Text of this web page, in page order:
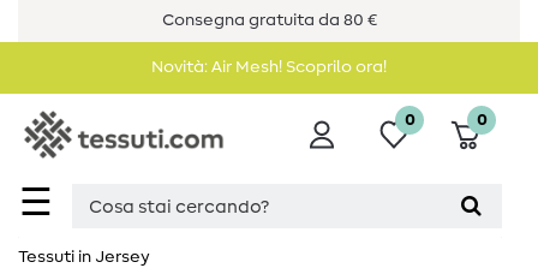
Consegna gratuita da 80 €
Novità: Air Mesh! Scoprilo ora!
☰
0 0
Tessuti in Jersey